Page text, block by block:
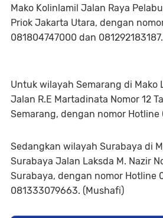
Mako Kolinlamil Jalan Raya
Priok Jakarta Utara, dengan
‪081804747000 dan ‪081292183187.
Untuk wilayah Semarang di Mako
Jalan R.E Martadinata Nomor 12
Semarang, dengan nomor Hotline
Sedangkan wilayah Surabaya di
Surabaya Jalan Laksda M. Nazir
Surabaya, dengan nomor Hotline
081333079663. (Mushafi)